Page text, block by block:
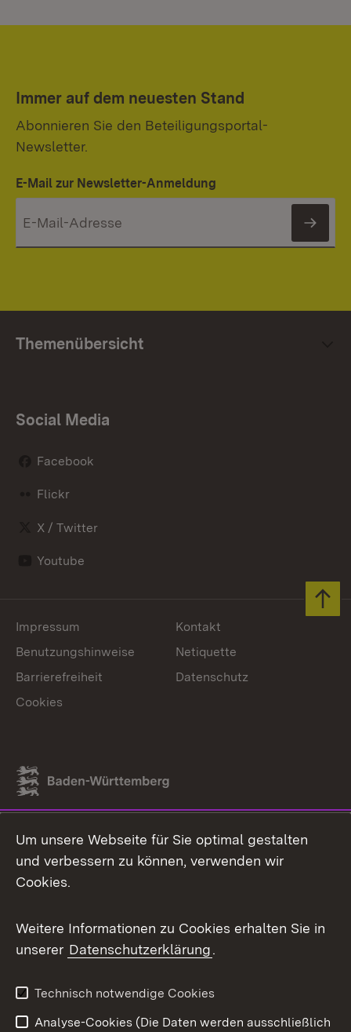
Immer auf dem neuesten Stand
Abonnieren Sie den Beteiligungsportal-
Newsletter.
E-Mail zur Newsletter-Anmeldung
Themenübersicht
Social Media
Facebook
Flickr
X / Twitter
Youtube
Link zum Landesportal
Impressum
Kontakt
Benutzungshinweise
Netiquette
Barrierefreiheit
Datenschutz
Cookies
Um unsere Webseite für Sie optimal gestalten
und verbessern zu können, verwenden wir
Cookies.
Weitere Informationen zu Cookies erhalten Sie in
unserer Datenschutzerklärung.
Technisch notwendige Cookies
Analyse-Cookies (Die Daten werden ausschließlich